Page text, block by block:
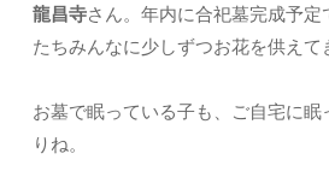
龍昌寺さん。年内に合祀墓完成予
たちみんなに少しずつお花を供えて
お墓で眠っている子も、ご自宅に眠
りね。